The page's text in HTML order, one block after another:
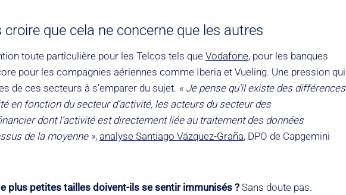
que cela ne concerne que les autres
toute particulière pour les Telcos tels que Vodafone, pour les banques
pour les compagnies aériennes comme Iberia et Vueling. Une pression qui
de ces secteurs à s’emparer du sujet. « Je pense qu’il existe des différences
en fonction du secteur d’activité, les acteurs du secteur des
dont l’activité est directement liée au traitement des données
de la moyenne », analyse Santiago Vázquez-Graña, DPO de Capgemini
plus petites tailles doivent-ils se sentir immunisés ? Sans doute pas.